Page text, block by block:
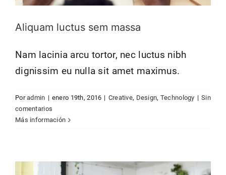
Aliquam luctus sem massa
Nam lacinia arcu tortor, nec luctus nibh
dignissim eu nulla sit amet maximus.
Poradmin | enero 19th, 2016 | Creative, Design, Technology | Sin
comentarios
Más información
Aenean consectetur tempor metus,